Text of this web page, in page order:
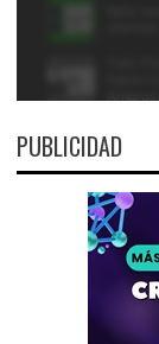
PUBLICIDAD